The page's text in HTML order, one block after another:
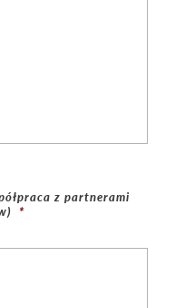
z partnerami
*